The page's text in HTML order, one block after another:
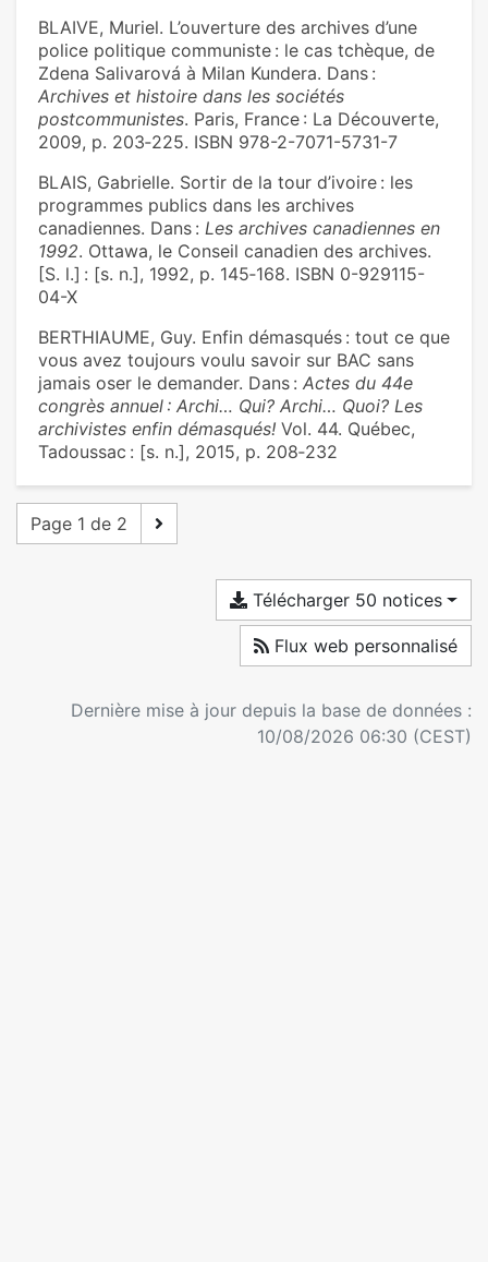
BLAIVE, Muriel. L’ouverture des archives d’une
police politique communiste : le cas tchèque, de
Zdena Salivarová à Milan Kundera. Dans :
Archives et histoire dans les sociétés
postcommunistes. Paris, France : La Découverte,
2009, p. 203‑225. ISBN 978-2-7071-5731-7
BLAIS, Gabrielle. Sortir de la tour d’ivoire : les
programmes publics dans les archives
canadiennes. Dans : Les archives canadiennes en
1992. Ottawa, le Conseil canadien des archives.
[S. l.] : [s. n.], 1992, p. 145‑168. ISBN 0-929115-
04-X
BERTHIAUME, Guy. Enfin démasqués : tout ce que
vous avez toujours voulu savoir sur BAC sans
jamais oser le demander. Dans : Actes du 44e
congrès annuel : Archi… Qui? Archi… Quoi? Les
archivistes enfin démasqués! Vol. 44. Québec,
Tadoussac : [s. n.], 2015, p. 208‑232
Page 1 de 2
Télécharger 50 notices
Flux web personnalisé
Dernière mise à jour depuis la base de données :
10/08/2026 06:30 (CEST)